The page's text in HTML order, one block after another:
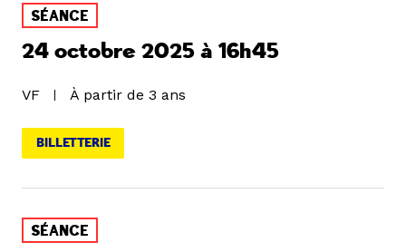
SÉANCE
24 octobre 2025 à 16h45
VF À partir de 3 ans
BILLETTERIE
SÉANCE